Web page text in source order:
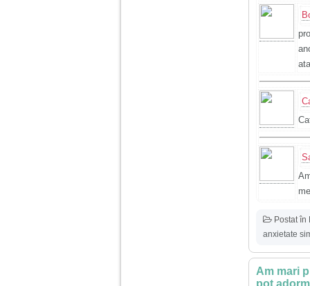
Postat în
anxietate
Am mari
pot